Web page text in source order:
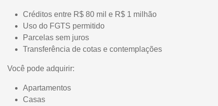
Créditos entre R$ 80 mil e R$ 1 milhão
Uso do FGTS permitido
Parcelas sem juros
Transferência de cotas e contemplações
Você pode adquirir:
Apartamentos
Casas